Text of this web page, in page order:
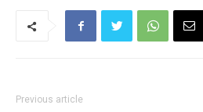
Previous article